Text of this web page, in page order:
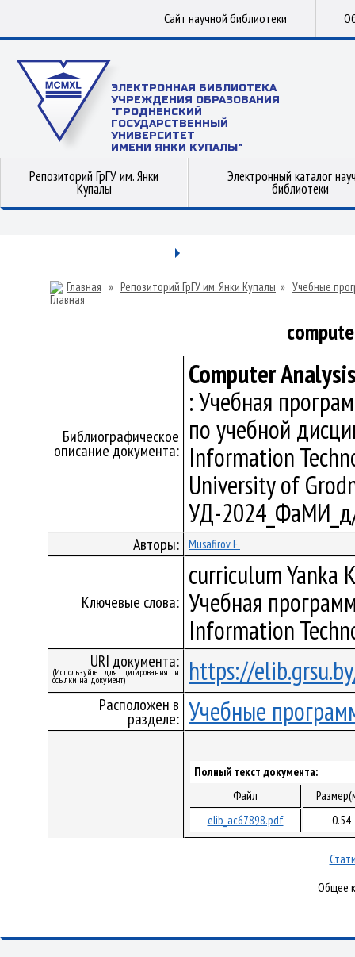
Сайт научной библиотеки
ЭЛЕКТРОННАЯ БИБЛИОТЕКА
УЧРЕЖДЕНИЯ ОБРАЗОВАНИЯ
"ГРОДНЕНСКИЙ
ГОСУДАРСТВЕННЫЙ
УНИВЕРСИТЕТ
ИМЕНИ ЯНКИ КУПАЛЫ"
Репозиторий ГрГУ им. Янки
Купалы
Электронный каталог
библиотеки
Главная » Репозиторий ГрГУ им. Янки Купалы » Учебные
Библиографическое
описание документа:
Computer
: Учебная
по учебной
Information
University of
УД-
Авторы: Musafirov E.
Ключевые слова:
curriculum Yanka
Учебная
Information
URI документа:
(Используйте для цитирования и
ссылки на документ) https://
Расположен в
разделе: Учебные
Полный текст документа:
Файл
elib_ac67898.pdf
0.54
Общее